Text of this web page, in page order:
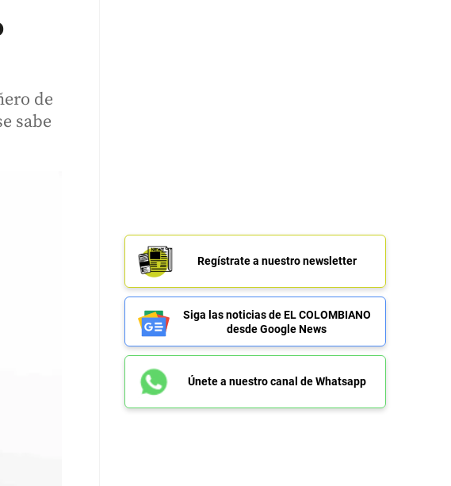
de
sabe
Regístrate a nuestro newsletter
Siga las noticias de EL COLOMBIANO
desde Google News
Únete a nuestro canal de Whatsapp